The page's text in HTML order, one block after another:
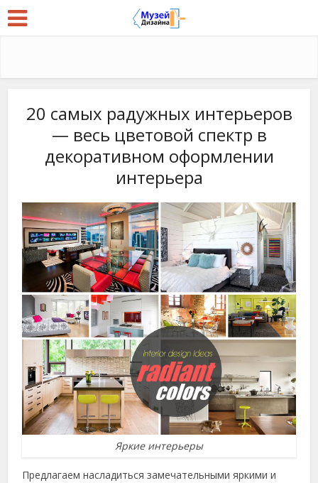
20 самых радужных интерьеров
— весь цветовой спектр в
декоративном оформлении
интерьера
Яркие интерьеры
Предлагаем насладиться замечательными яркими и